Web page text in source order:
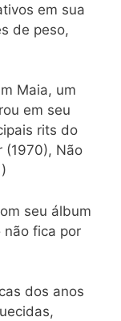
em sua
de peso,
Maia, um
em seu
rits do
(1970), Não
seu álbum
não fica por
dos anos